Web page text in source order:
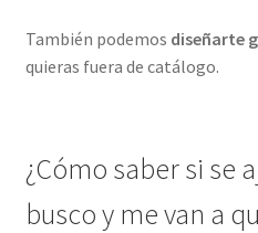
También podemos diseñarte
quieras fuera de catálogo.
¿Cómo saber si se
busco y me van a